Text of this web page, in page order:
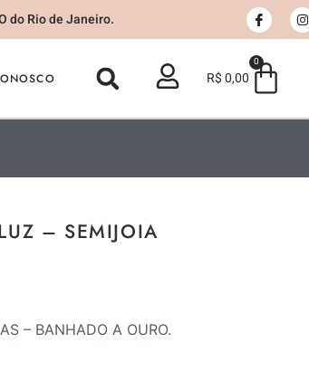
do Rio de Janeiro.
R$0,00
0
– SEMIJOIA
– BANHADO A OURO.